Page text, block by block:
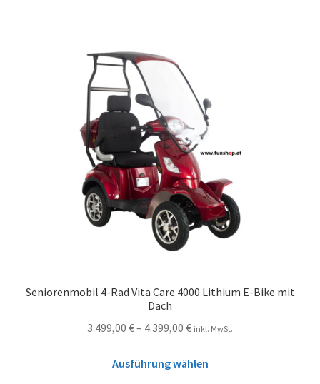
Seniorenmobil 4-Rad Vita Care 4000 Lithium E-Bike mit
Dach
3.499,00 €– 4.399,00 € inkl. MwSt.
Ausführung wählen